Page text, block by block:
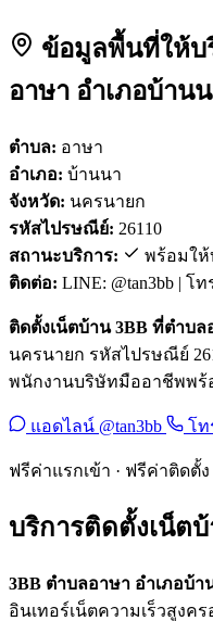
ข้อมูลพื้นที่ให้บ
อาษา อำเภอบ้าน
ตำบล: อาษา
อำเภอ: บ้านนา
จังหวัด: นครนายก
รหัสไปรษณีย์: 26110
สถานะบริการ:
พร้อมให้
ติดต่อ: LINE: @tan3bb | โท
ติดตั้งเน็ตบ้าน 3BB ที่ตำบล
นครนายก รหัสไปรษณีย์
พนักงานบริษัทมืออาชีพพร้
แอดไลน์ @tan3bb โท
ฟรีค่าแรกเข้า · ฟรีค่าติดตั้
บริการติดตั้งเน็ต
3BB ตำบลอาษา อำเภอบ้
อินเทอร์เน็ตความเร็วสูง